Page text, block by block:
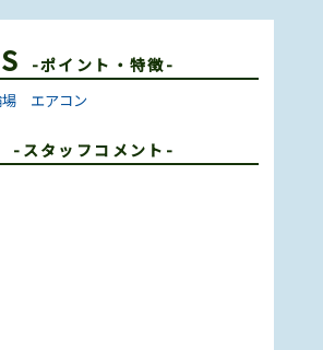
-ポイント・特徴-
エアコン
-スタッフコメント-